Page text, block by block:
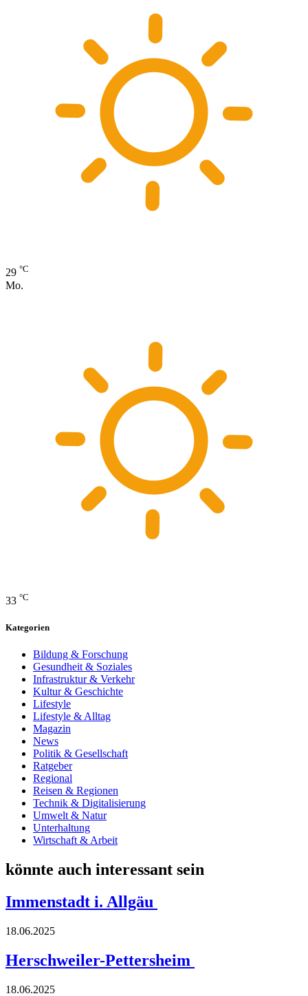
29 °C
Mo.
33 °C
Kategorien
Bildung & Forschung
Gesundheit & Soziales
Infrastruktur & Verkehr
Kultur & Geschichte
Lifestyle
Lifestyle & Alltag
Magazin
News
Politik & Gesellschaft
Ratgeber
Regional
Reisen & Regionen
Technik & Digitalisierung
Umwelt & Natur
Unterhaltung
Wirtschaft & Arbeit
könnte auch interessant sein
Immenstadt i. Allgäu
18.06.2025
Herschweiler-Pettersheim
18.06.2025